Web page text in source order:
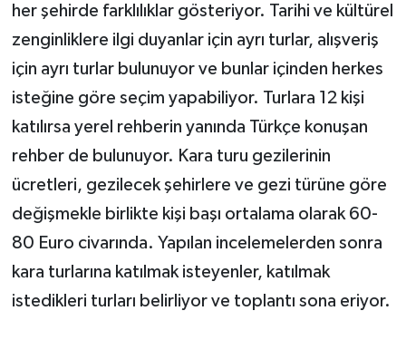
her şehirde farklılıklar gösteriyor. Tarihi ve kültürel
zenginliklere ilgi duyanlar için ayrı turlar, alışveriş
için ayrı turlar bulunuyor ve bunlar içinden herkes
isteğine göre seçim yapabiliyor. Turlara 12 kişi
katılırsa yerel rehberin yanında Türkçe konuşan
rehber de bulunuyor. Kara turu gezilerinin
ücretleri, gezilecek şehirlere ve gezi türüne göre
değişmekle birlikte kişi başı ortalama olarak 60-
80 Euro civarında. Yapılan incelemelerden sonra
kara turlarına katılmak isteyenler, katılmak
istedikleri turları belirliyor ve toplantı sona eriyor.